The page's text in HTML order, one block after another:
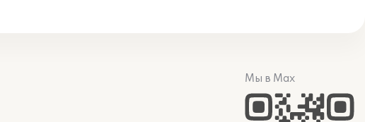
Мы в Max